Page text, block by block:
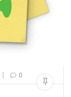
| 0